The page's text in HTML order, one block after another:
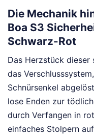
Die Mechanik
Boa S3
Schwarz-Rot
Das Herzstück dieser
das
Schnürsenkel
lose Enden zur
durch Verfangen in
einfaches Stolpern